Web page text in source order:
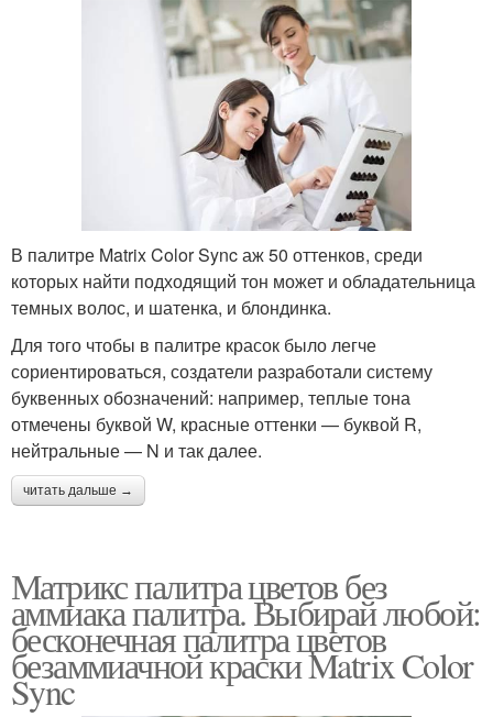
В палитре Matrix Color Sync аж 50 оттенков, среди
которых найти подходящий тон может и обладательница
темных волос, и шатенка, и блондинка.
Для того чтобы в палитре красок было легче
сориентироваться, создатели разработали систему
буквенных обозначений: например, теплые тона
отмечены буквой W, красные оттенки — буквой R,
нейтральные — N и так далее.
читать дальше →
Матрикс палитра цветов без
аммиака палитра. Выбирай любой:
бесконечная палитра цветов
безаммиачной краски Matrix Color
Sync